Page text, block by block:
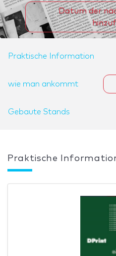
Datum der
Praktische Information
wie man ankommt
Gebaute Stands
Praktische